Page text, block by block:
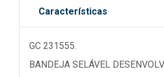
Características
GC 231555.
BANDEJA SELÁVEL